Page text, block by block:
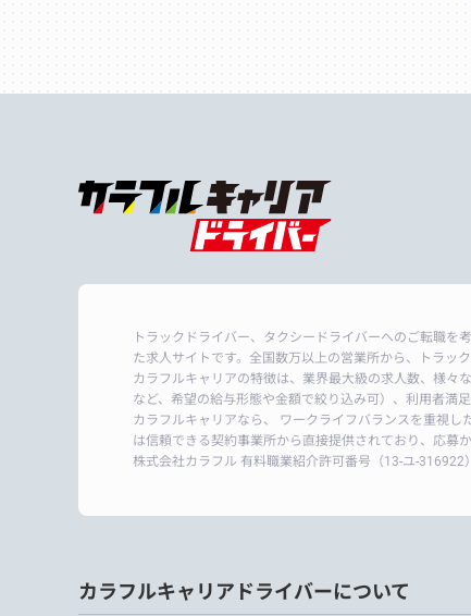
トラックドライバー、タクシードライバーへのご転職
た求人サイトです。全国数万以上の営業所から、トラッ
カラフルキャリアの特徴は、業界最大級の求人数、様々
など、希望の給与形態や金額で絞り込み可）、利用者満足
カラフルキャリアなら、 ワークライフバランスを重視
は信頼できる契約事業所から直接提供されており、応募
株式会社カラフル 有料職業紹介許可番号 （13-ユ-316922）
カラフルキャリアドライバーについて